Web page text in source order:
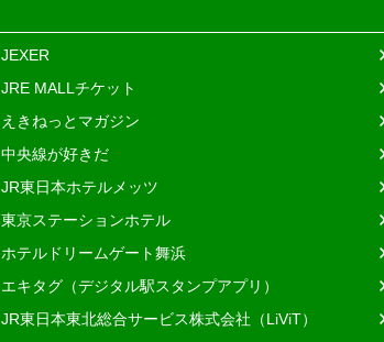
JEXER
JRE MALLチケット
えきねっとマガジン
中央線が好きだ
JR東日本ホテルメッツ
東京ステーションホテル
ホテルドリームゲート舞浜
エキタグ（デジタル駅スタンプアプリ）
JR東日本東北総合サービス株式会社（LiViT）